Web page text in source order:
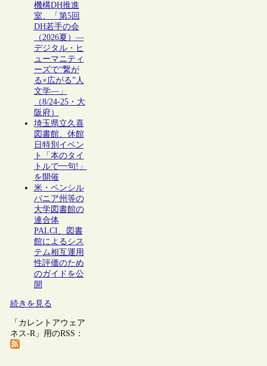
機構DH推進
室、「第5回
DH若手の会
（2026夏）―
デジタル・ヒ
ューマニティ
ーズで“繋が
る×広がる”人
文学―」
（8/24-25・大
阪府）
埼玉県立久喜
図書館、休館
日特別イベン
ト「本のタイ
トルで一句!」
を開催
米・ペンシル
バニア州等の
大学図書館の
連合体
PALCI、図書
館によるシス
テム相互運用
性評価のため
のガイドを公
開
続きを見る
「カレントアウェア
ネス-R」用のRSS：